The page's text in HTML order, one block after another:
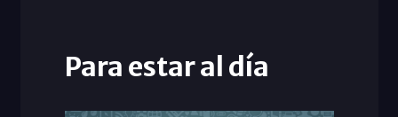
Para estar al día